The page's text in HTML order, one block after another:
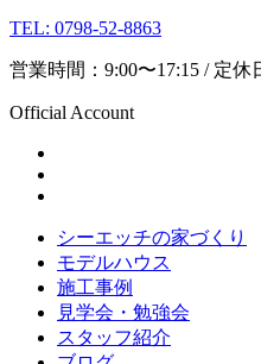
TEL: 0798-52-8863
営業時間：9:00〜17:15 / 定
Official Account
シーエッチの家づくり
モデルハウス
施工事例
見学会・勉強会
スタッフ紹介